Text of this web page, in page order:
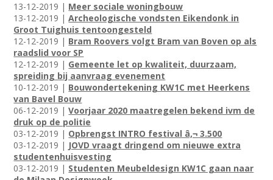
13-12-2019 | Meer sociale woningbouw
13-12-2019 |Archeologische vondsten Eikendonk in
Groot Tuighuis tentoongesteld
12-12-2019 | Bram Roovers volgt Bram van Boven op als
raadslid voor SP
12-12-2019 | Gemeente let op kwaliteit, duurzaam,
spreiding bij aanvraag evenement
10-12-2019 | Bouwondertekening KW1C met Heerkens
van Bavel Bouw
06-12-2019 |Voorjaar 2020 maatregelen bekend ivm de
druk op de politie
03-12-2019 | Opbrengst INTRO festival â‚¬ 3.500
03-12-2019 | JOVD vraagt dringend om nieuwe extra
studentenhuisvesting
03-12-2019 | Studenten Meubeldesign KW1C gaan naar